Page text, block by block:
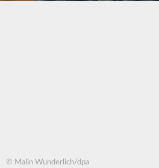
© Malin Wunderlich/dpa